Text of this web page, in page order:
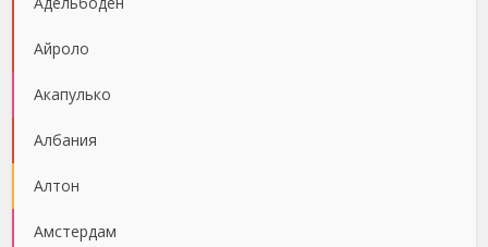
Айроло
Акапулько
Албания
Алтон
Амстердам